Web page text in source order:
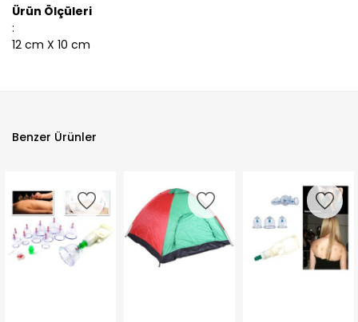
Ürün Ölçüleri
:
12 cm X 10 cm
Benzer Ürünler